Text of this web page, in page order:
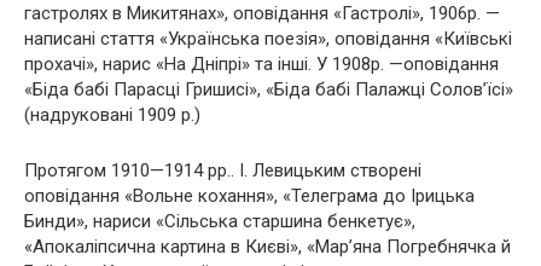
гастролях в Микитянах», оповідання «Гастролі», 1906р. —
написані стаття «Українська поезія», оповідання «Київські
прохачі», нарис «На Дніпрі» та інші. У 1908р. —оповідання
«Біда бабі Парасці Гришисі», «Біда бабі Палажці Солов’їсі»
(надруковані 1909 р.)
Протягом 1910—1914 pp.. І. Левицьким створені
оповідання «Вольне кохання», «Телеграма до Ірицька
Бинди», нариси «Сільська старшина бенкетує»,
«Апокаліпсична картина в Києві», «Мар’яна Погребнячка й